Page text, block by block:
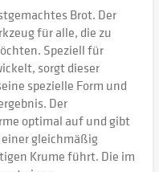
Brot. Der
für alle, die zu
Speziell für
sorgt dieser
spezielle Form und
Der
optimal auf und gibt
einer gleichmäßig
Krume führt. Die im